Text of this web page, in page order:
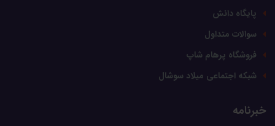
پایگاه دانش
سوالات متداول
فروشگاه پرهام شاپ
شبکه اجتماعی میلاد سوشال
خبرنامه